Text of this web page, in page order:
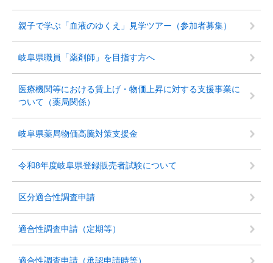
親子で学ぶ「血液のゆくえ」見学ツアー（参加者募集）
岐阜県職員「薬剤師」を目指す方へ
医療機関等における賃上げ・物価上昇に対する支援事業に
ついて（薬局関係）
岐阜県薬局物価高騰対策支援金
令和8年度岐阜県登録販売者試験について
区分適合性調査申請
適合性調査申請（定期等）
適合性調査申請（承認申請時等）